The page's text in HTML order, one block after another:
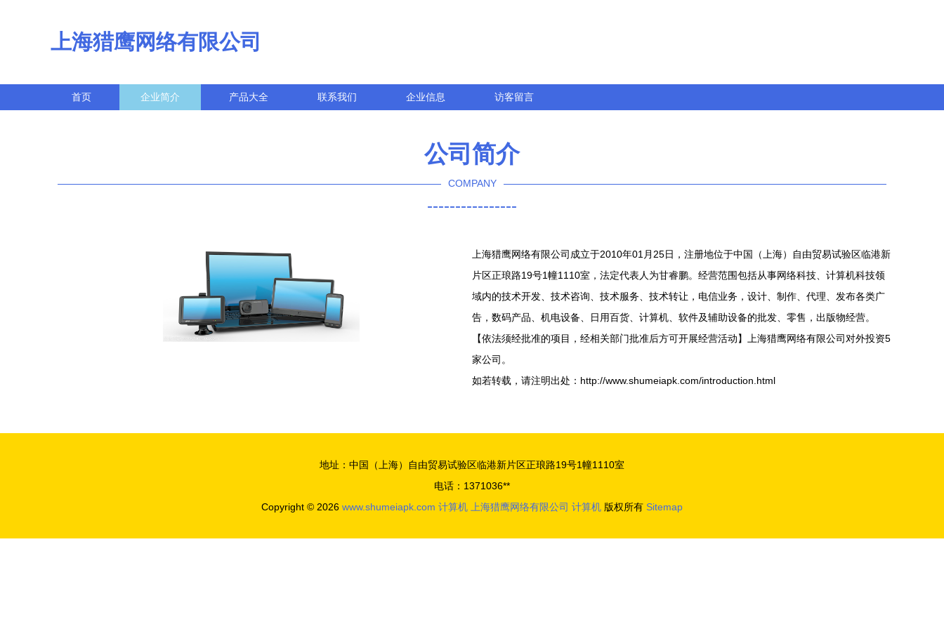
上海猎鹰网络有限公司
首页 企业简介 产品大全 联系我们 企业信息 访客留言
公司简介
COMPANY
----------------
上海猎鹰网络有限公司成立于2010年01月25日，注册地位于中国（上海）自由贸易试验区临港新
片区正琅路19号1幢1110室，法定代表人为甘睿鹏。经营范围包括从事网络科技、计算机科技领
域内的技术开发、技术咨询、技术服务、技术转让，电信业务，设计、制作、代理、发布各类广
告，数码产品、机电设备、日用百货、计算机、软件及辅助设备的批发、零售，出版物经营。
【依法须经批准的项目，经相关部门批准后方可开展经营活动】上海猎鹰网络有限公司对外投资5
家公司。
如若转载，请注明出处：http://www.shumeiapk.com/introduction.html
地址：中国（上海）自由贸易试验区临港新片区正琅路19号1幢1110室
电话：1371036**
Copyright © 2026 www.shumeiapk.com 计算机 上海猎鹰网络有限公司 计算机 版权所有 Sitemap